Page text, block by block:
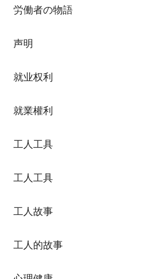
労働者の物語
声明
就业权利
就業權利
工人工具
工人工具
工人故事
工人的故事